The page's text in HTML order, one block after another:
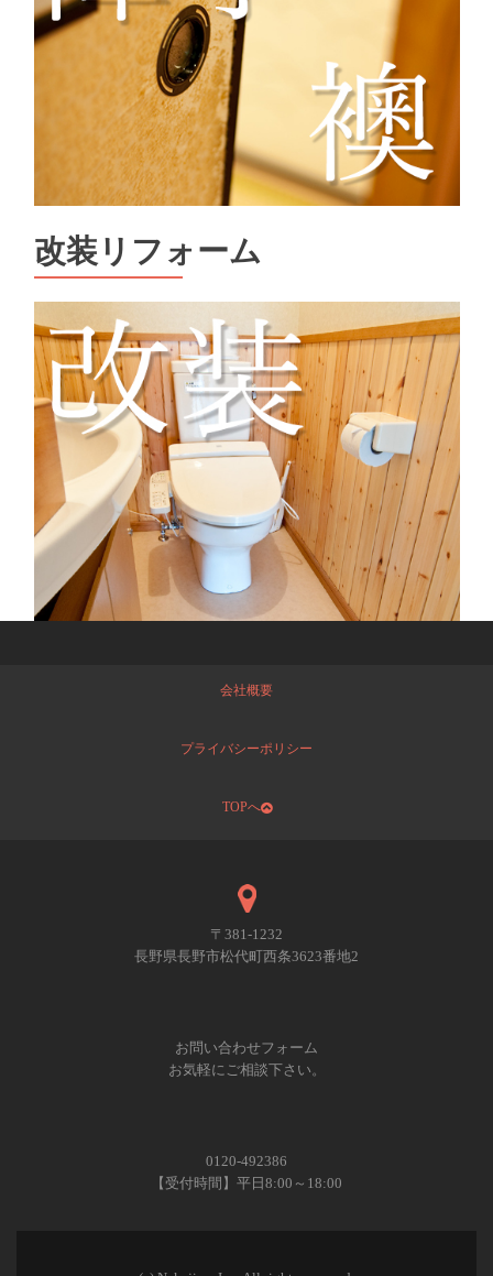
改装リフォーム
会社概要
プライバシーポリシー
TOPへ
〒381-1232
長野県長野市松代町西条3623番地2
お問い合わせフォーム
お気軽にご相談下さい。
0120-492386
【受付時間】平日8:00～18:00